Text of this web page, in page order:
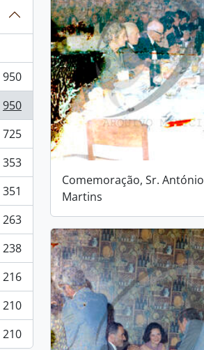
950
950
725
353
351
263
238
216
210
210
Comemoração, Sr. António
Martins